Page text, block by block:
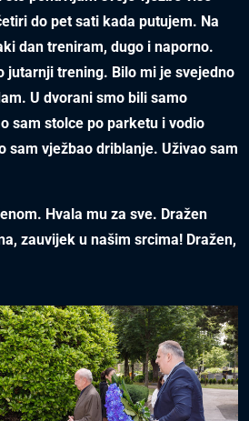
do pet sati kada putujem. Na
dan treniram, dugo i naporno.
jutarnji trening. Bilo mi je svejedno
U dvorani smo bili samo
sam stolce po parketu i vodio
sam vježbao driblanje. Uživao sam
Hvala mu za sve. Dražen
zauvijek u našim srcima! Dražen,